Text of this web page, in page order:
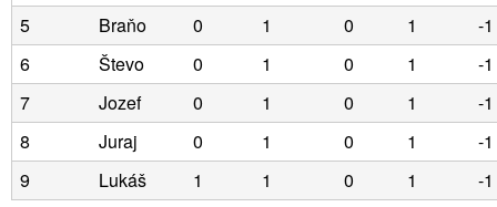
5
Braňo 0 1 0 1
-1
6
Števo 0 1 0 1
-1
7
Jozef 0 1 0 1
-1
8
Juraj 0 1 0 1
-1
9
Lukáš 1 1 0 1 -1